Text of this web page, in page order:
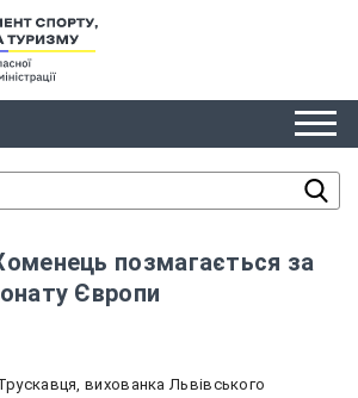
позмагається за
Європи
вихованка Львівського